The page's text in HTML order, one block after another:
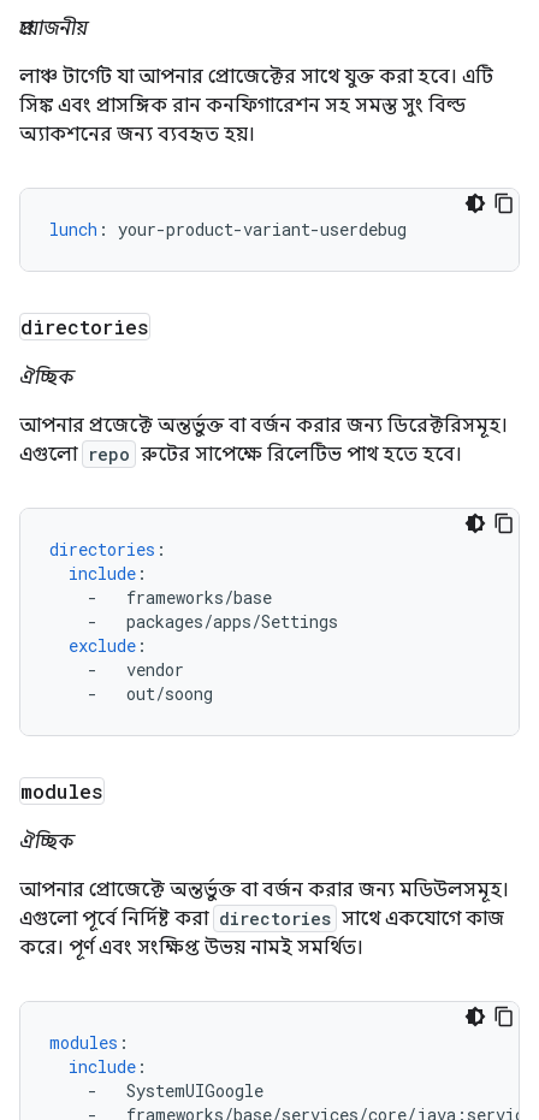
প্রয়োজনীয়
লাঞ্চ টার্গেট যা আপনার প্রোজেক্টের সাথে যুক্ত করা হবে। এটি
সিঙ্ক এবং প্রাসঙ্গিক রান কনফিগারেশন সহ সমস্ত সুং বিল্ড
অ্যাকশনের জন্য ব্যবহৃত হয়।
lunch : your-product-variant-userdebug
directories
ঐচ্ছিক
আপনার প্রজেক্টে অন্তর্ভুক্ত বা বর্জন করার জন্য ডিরেক্টরিসমূহ।
এগুলো repo রুটের সাপেক্ষে রিলেটিভ পাথ হতে হবে।
directories :
include :
-
frameworks/base
-
packages/apps/Settings
exclude :
-
vendor
-
out/soong
modules
ঐচ্ছিক
আপনার প্রোজেক্টে অন্তর্ভুক্ত বা বর্জন করার জন্য মডিউলসমূহ।
এগুলো পূর্বে নির্দিষ্ট করা directories সাথে একযোগে কাজ
করে। পূর্ণ এবং সংক্ষিপ্ত উভয় নামই সমর্থিত।
modules :
include :
-
SystemUIGoogle
-
frameworks/base/services/core/